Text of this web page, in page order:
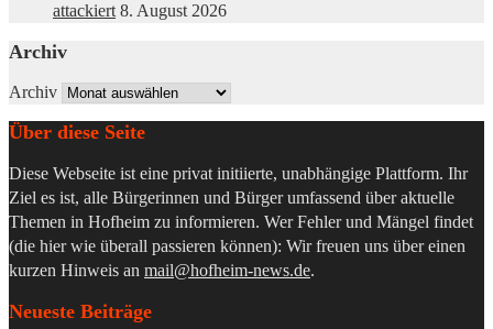
attackiert 8. August 2026
Archiv
Archiv
Über diese Seite
Diese Webseite ist eine privat initiierte, unabhängige Plattform. Ihr
Ziel es ist, alle Bürgerinnen und Bürger umfassend über aktuelle
Themen in Hofheim zu informieren. Wer Fehler und Mängel findet
(die hier wie überall passieren können): Wir freuen uns über einen
kurzen Hinweis an mail@hofheim-news.de.
Neueste Beiträge